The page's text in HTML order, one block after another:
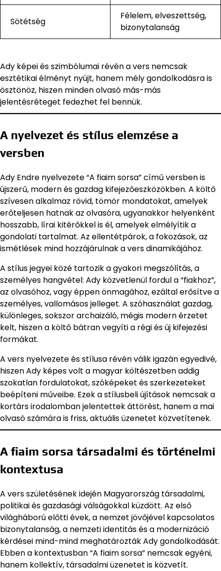
Sötétség
Félelem, elveszettség,
bizonytalanság
Ady képei és szimbólumai révén a vers nemcsak
esztétikai élményt nyújt, hanem mély gondolkodásra is
ösztönöz, hiszen minden olvasó más-más
jelentésréteget fedezhet fel bennük.
A nyelvezet és stílus elemzése a
versben
Ady Endre nyelvezete “A fiaim sorsa” című versben is
újszerű, modern és gazdag kifejezőeszközökben. A költő
szívesen alkalmaz rövid, tömör mondatokat, amelyek
erőteljesen hatnak az olvasóra, ugyanakkor helyenként
hosszabb, lírai kitérőkkel is él, amelyek elmélyítik a
gondolati tartalmat. Az ellentétpárok, a fokozások, az
ismétlések mind hozzájárulnak a vers dinamikájához.
A stílus jegyei közé tartozik a gyakori megszólítás, a
személyes hangvétel: Ady közvetlenül fordul a “fiakhoz”,
az olvasóhoz, vagy éppen önmagához, ezáltal erősítve a
személyes, vallomásos jelleget. A szóhasználat gazdag,
különleges, sokszor archaizáló, mégis modern érzetet
kelt, hiszen a költő bátran vegyíti a régi és új kifejezési
formákat.
A vers nyelvezete és stílusa révén válik igazán egyedivé,
hiszen Ady képes volt a magyar költészetben addig
szokatlan fordulatokat, szóképeket és szerkezeteket
beépíteni műveibe. Ezek a stílusbeli újítások nemcsak a
kortárs irodalomban jelentettek áttörést, hanem a mai
olvasó számára is friss, aktuális üzenetet közvetítenek.
A fiaim sorsa társadalmi és történelmi
kontextusa
A vers születésének idején Magyarország társadalmi,
politikai és gazdasági válságokkal küzdött. Az első
világháború előtti évek, a nemzet jövőjével kapcsolatos
bizonytalanság, a nemzeti identitás és a modernizáció
kérdései mind-mind meghatározták Ady gondolkodását.
Ebben a kontextusban “A fiaim sorsa” nemcsak egyéni,
hanem kollektív, társadalmi üzenetet is közvetít.